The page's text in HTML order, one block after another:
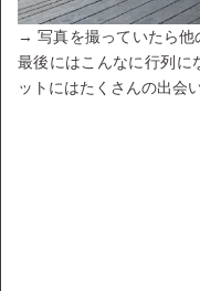
→ 写真を撮っていたら他
最後にはこんなに行列に
ットにはたくさんの出会